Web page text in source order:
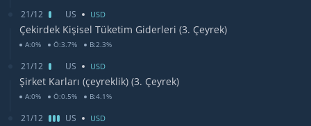
21/12 US USD
Çekirdek Kişisel Tüketim Giderleri (3. Çeyrek)
A:0% Ö:3.7% B:2.3%
21/12 US USD
Şirket Karları (çeyreklik) (3. Çeyrek)
A:0% Ö:0.5% B:4.1%
21/12 US USD